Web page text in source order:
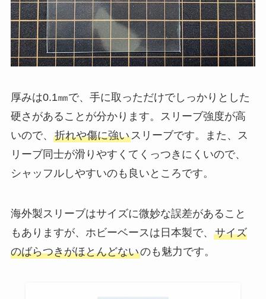
厚みは0.1㎜で、手に取っただけでしっかりとした
硬さがあることが分かります。スリーブ強度が高
いので、 折れや傷に強いスリーブです。また、ス
リーブ同士が滑りやすくてくっつきにくいので、
シャッフルしやすいのも良いところです。
海外製スリーブはサイズに微妙な誤差があること
もありますが、ホビーベースは日本製で、 サイズ
のばらつきがほとんどないのも魅力です。